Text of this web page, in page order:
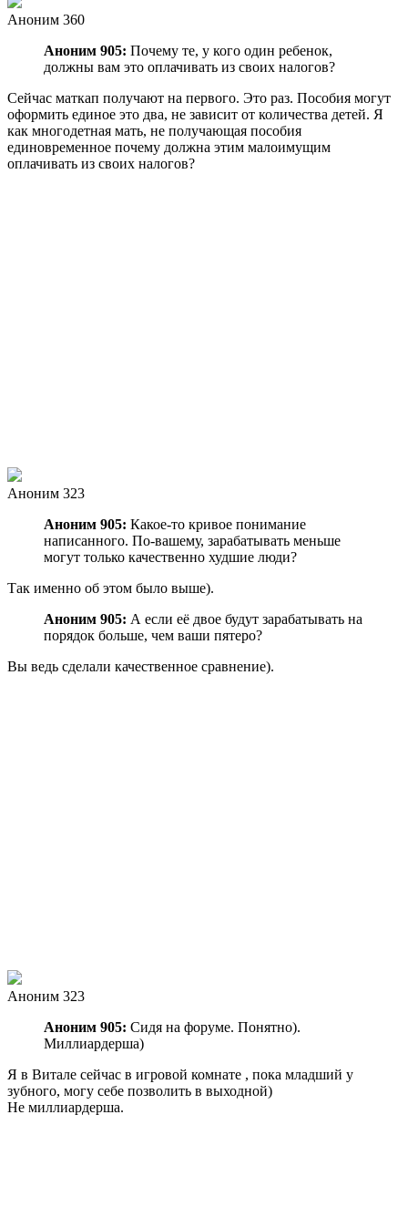
Аноним 360
Аноним 905: Почему те, у кого один ребенок,
должны вам это оплачивать из своих налогов?
Сейчас маткап получают на первого. Это раз. Пособия могут
оформить единое это два, не зависит от количества детей. Я
как многодетная мать, не получающая пособия
единовременное почему должна этим малоимущим
оплачивать из своих налогов?
Аноним 323
Аноним 905: Какое-то кривое понимание
написанного. По-вашему, зарабатывать меньше
могут только качественно худшие люди?
Так именно об этом было выше).
Аноним 905: А если её двое будут зарабатывать на
порядок больше, чем ваши пятеро?
Вы ведь сделали качественное сравнение).
Аноним 323
Аноним 905: Сидя на форуме. Понятно).
Миллиардерша)
Я в Витале сейчас в игровой комнате , пока младший у
зубного, могу себе позволить в выходной)
Не миллиардерша.